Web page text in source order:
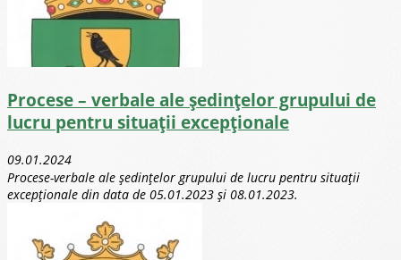
Procese – verbale ale ședințelor grupului de
lucru pentru situații excepționale
09.01.2024
Procese-verbale ale ședințelor grupului de lucru pentru situații
excepționale din data de 05.01.2023 și 08.01.2023.